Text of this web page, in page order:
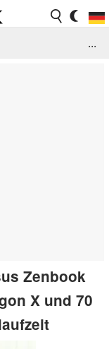
...
Zenbook
X und 70